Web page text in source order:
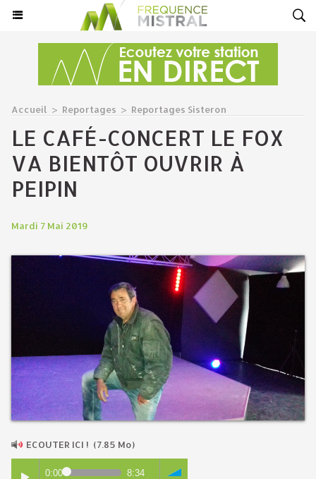
Accueil > Reportages > Reportages Sisteron
LE CAFÉ-CONCERT LE FOX
VA BIENTÔT OUVRIR À
PEIPIN
Mardi 7 Mai 2019
ECOUTER ICI ! (7.85 Mo)
0:00 8:34